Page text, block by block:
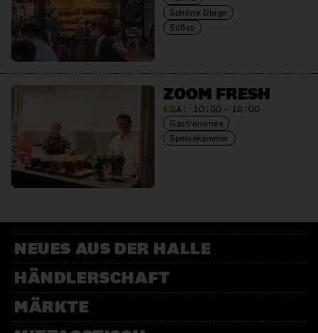
Schöne Dinge
Süßes
ZOOM FRESH
SA: 10:00 – 18:00
Gastronomie
Speisekammer
NEUES AUS DER HALLE
HÄNDLERSCHAFT
MÄRKTE